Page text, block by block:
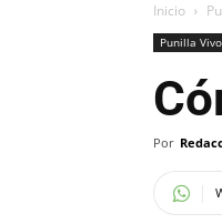
Inicio
Punilla Vivo
Por